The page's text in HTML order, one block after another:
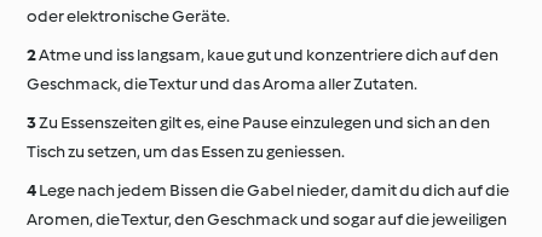
oder elektronische Geräte.
Atme und iss langsam, kaue gut und konzentriere dich auf den
Geschmack, die Textur und das Aroma aller Zutaten.
Zu Essenszeiten gilt es, eine Pause einzulegen und sich an den
Tisch zu setzen, um das Essen zu geniessen.
Lege nach jedem Bissen die Gabel nieder, damit du dich auf die
Aromen, die Textur, den Geschmack und sogar auf die jeweiligen